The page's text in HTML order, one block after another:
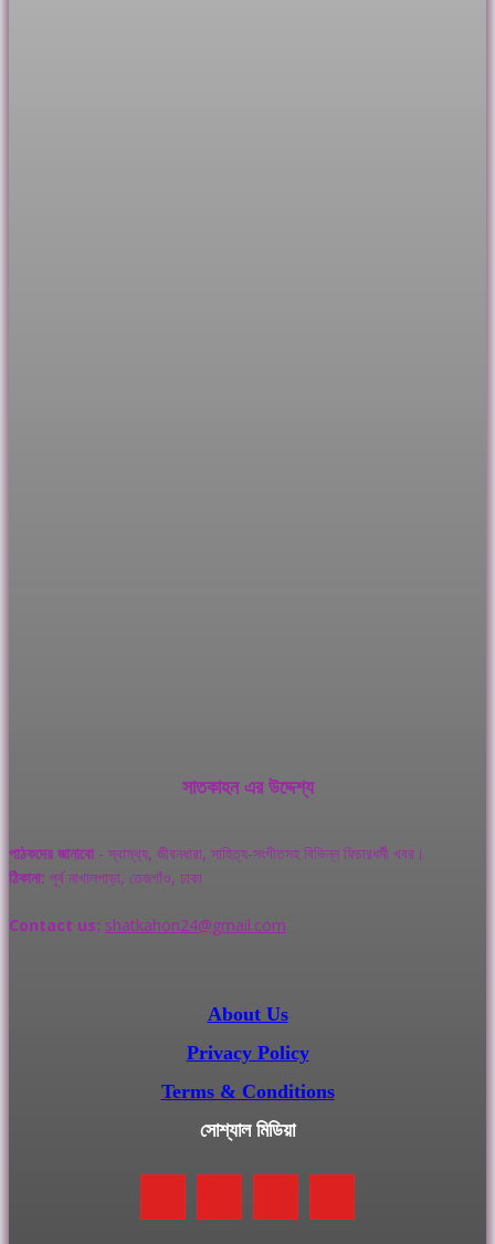
সাতকাহন এর উদ্দেশ্য
পাঠকদের জানাবো - স্বাস্থ‌্য, জীবনধারা, সাহিত্য-সংগীতসহ বিভিন্ন ফিচারধর্মী খবর।
ঠিকানা: পূর্ব নাখালপাড়া, তেজগাঁও, ঢাকা
Contact us: shatkahon24@gmail.com
About Us
Privacy Policy
Terms & Conditions
সোশ্যাল মিডিয়া